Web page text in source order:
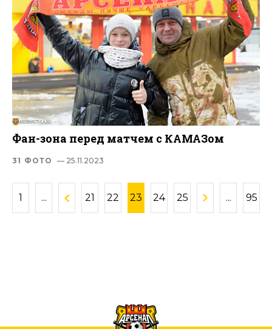
Фан-зона перед матчем с КАМАЗом
31 ФОТО — 25.11.2023
1 ... 21 22 23 24 25 ... 95